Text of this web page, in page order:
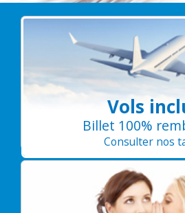
Vols
Billet 100%
Consulter nos